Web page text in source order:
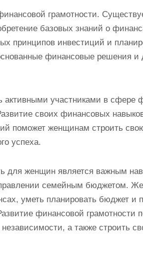
грамотности.
базовых знаний о
принципов инвестиций и
финансовые решения и
активными участниками в сфере
своих финансовых
поможет женщинам строить
успеха.
для женщин является важным
семейным бюджетом.
уметь планировать бюджет и
финансовой грамотности
а также строить